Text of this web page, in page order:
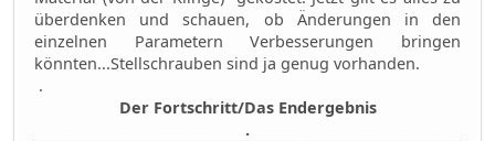
überdenken und schauen, ob Änderungen in den
einzelnen Parametern Verbesserungen bringen
könnten...Stellschrauben sind ja genug vorhanden.
.
Der Fortschritt/Das Endergebnis
.